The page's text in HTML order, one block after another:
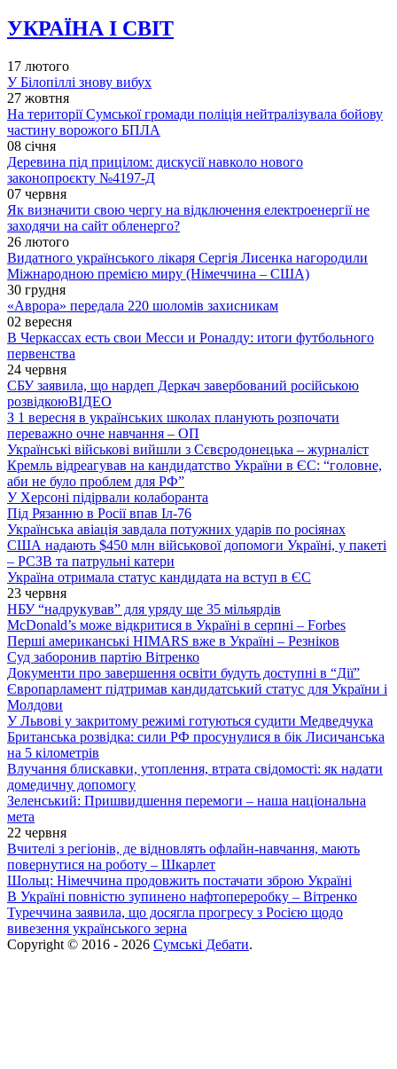
УКРАЇНА І СВІТ
17 лютого
У Білопіллі знову вибух
27 жовтня
На території Сумської громади поліція нейтралізувала бойову
частину ворожого БПЛА
08 січня
Деревина під прицілом: дискусії навколо нового
законопроєкту №4197-Д
07 червня
Як визначити свою чергу на відключення електроенергії не
заходячи на сайт обленерго?
26 лютого
Видатного українського лікаря Сергія Лисенка нагородили
Міжнародною премією миру (Німеччина – США)
30 грудня
«Аврора» передала 220 шоломів захисникам
02 вересня
В Черкассах есть свои Месси и Роналду: итоги футбольного
первенства
24 червня
СБУ заявила, що нардеп Деркач завербований російською
розвідкоюВІДЕО
З 1 вересня в українських школах планують розпочати
переважно очне навчання – ОП
Українські військові вийшли з Сєвєродонецька – журналіст
Кремль відреагував на кандидатство України в ЄС: “головне,
аби не було проблем для РФ”
У Херсоні підірвали колаборанта
Під Рязанню в Росії впав Іл-76
Українська авіація завдала потужних ударів по росіянах
США надають $450 млн військової допомоги Україні, у пакеті
– РСЗВ та патрульні катери
Україна отримала статус кандидата на вступ в ЄС
23 червня
НБУ “надрукував” для уряду ще 35 мільярдів
McDonald’s може відкритися в Україні в серпні – Forbes
Перші американські HIMARS вже в Україні – Резніков
Суд заборонив партію Вітренко
Документи про завершення освіти будуть доступні в “Дії”
Європарламент підтримав кандидатський статус для України і
Молдови
У Львові у закритому режимі готуються судити Медведчука
Британська розвідка: сили РФ просунулися в бік Лисичанська
на 5 кілометрів
Влучання блискавки, утоплення, втрата свідомості: як надати
домедичну допомогу
Зеленський: Пришвидшення перемоги – наша національна
мета
22 червня
Вчителі з регіонів, де відновлять офлайн-навчання, мають
повернутися на роботу – Шкарлет
Шольц: Німеччина продовжить постачати зброю Україні
В Україні повністю зупинено нафтопереробку – Вітренко
Туреччина заявила, що досягла прогресу з Росією щодо
вивезення українського зерна
Copyright © 2016 - 2026 Сумські Дебати.